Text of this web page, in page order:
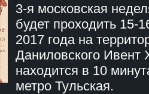
3-я московская
будет проходить 15-
2017 года на
Даниловского Ивент
находится в 10
метро Тульская.